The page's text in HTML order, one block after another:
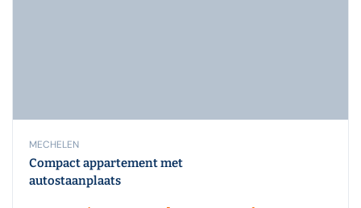
MECHELEN
Compact appartement met
autostaanplaats